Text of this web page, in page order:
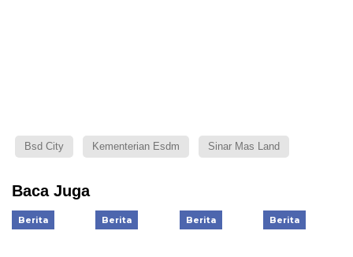
Bsd City Kementerian Esdm Sinar Mas Land
Baca Juga
Berita Berita Berita Berita